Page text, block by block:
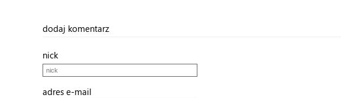
dodaj komentarz
nick
adres e-mail